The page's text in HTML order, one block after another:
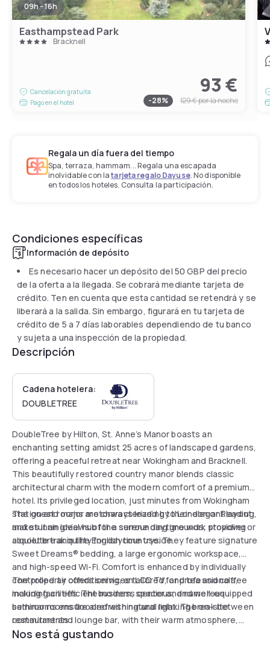
09h - 16h
Easthampstead Park
Bracknell
Cancelación gratuita
Pago en el hotel
93 €
-28% 129 €por la noche
Regala un día fuera del tiempo
Spa, terraza, hammam... Regala una escapada
inolvidable con latarjeta regalo Dayuse. No disponible
en todos los hoteles. Consulta la participación.
Condiciones específicas
Información de depósito
Es necesario hacer un depósito del 50 GBP del precio
de la oferta a la llegada. Se cobrará mediante tarjeta de
crédito. Ten en cuenta que esta cantidad se retendrá y se
liberará a la salida. Sin embargo, figurará en tu tarjeta de
crédito de 5 a 7 días laborables dependiendo de tu banco
y sujeta a una inspección de la propiedad.
Descripción
Cadena hotelera:
DOUBLETREE
DoubleTree by Hilton, St. Anne’s Manor boasts an
enchanting setting amidst 25 acres of landscaped gardens,
offering a peaceful retreat near Wokingham and Bracknell.
This beautifully restored country manor blends classic
architectural charm with the modern comfort of a premium
hotel. Its privileged location, just minutes from Wokingham
station and major motorways leading to London or Reading,
makes it an ideal hub for a serene daytime work stopover or
a quiet break in the English countryside.
The guest rooms are characterized by their elegant layout
and stunning views of the surrounding grounds, providing
absolute tranquility for daytime use. They feature signature
Sweet Dreams® bedding, a large ergonomic workspace,
and high-speed Wi-Fi. Comfort is enhanced by individually
controlled air conditioning, an LCD TV, and tea and coffee
making facilities. The modern, spacious, and well-equipped
bathrooms ensure a refreshing and relaxing break between
commitments.
The property offers services tailored for professionals,
including an efficient business center and numerous
seminar rooms flooded with natural light. The on-site
restaurant and lounge bar, with their warm atmosphere,
serve modern British cuisine—perfect for a business lunch
Nos está gustando